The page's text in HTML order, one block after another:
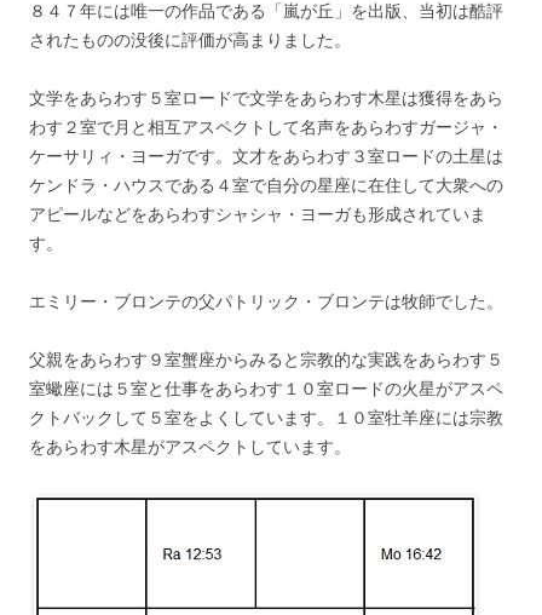
８４７年には唯一の作品である「嵐が丘」を出版、当初は酷評
されたものの没後に評価が高まりました。
文学をあらわす５室ロードで文学をあらわす木星は獲得をあら
わす２室で月と相互アスペクトして名声をあらわすガージャ・
ケーサリィ・ヨーガです。文才をあらわす３室ロードの土星は
ケンドラ・ハウスである４室で自分の星座に在住して大衆への
アピールなどをあらわすシャシャ・ヨーガも形成されていま
す。
エミリー・ブロンテの父パトリック・ブロンテは牧師でした。
父親をあらわす９室蟹座からみると宗教的な実践をあらわす５
室蠍座には５室と仕事をあらわす１０室ロードの火星がアスペ
クトバックして５室をよくしています。１０室牡羊座には宗教
をあらわす木星がアスペクトしています。